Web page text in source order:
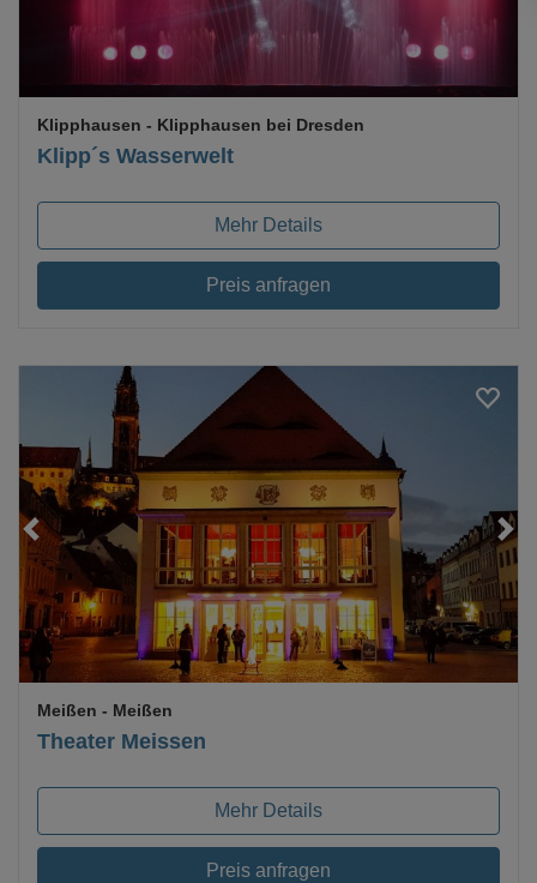
Klipp´s Wasserwelt
Klipphausen - Klipphausen bei Dresden
Mehr Details
Preis anfragen
Loading...
Theater Meissen
Meißen - Meißen
Mehr Details
Preis anfragen